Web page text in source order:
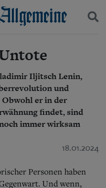
Iljitsch Lenin,
und
er in der
findet, sind
immer wirksam
18.01.2024
Personen haben
Und wenn,